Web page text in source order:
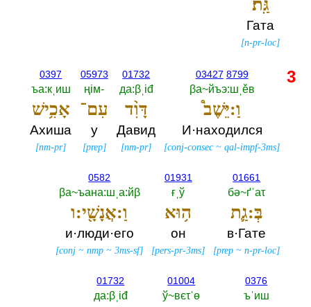
גַּֽת׃
Гата
[n-pr-loc]
03427 8799
βа~йъэ:шˌěв
וַ:יֵּשֶׁב֩
И·находился
[conj-consec ~qal-impf-3ms]
01732
да:βˌiđ
דָּוִ֨ד
Давид
[nm-pr]
05973
ңiм-‎
עִם־
у
[prep]
0397
ъа:кˌиш
אָכִ֥ישׁ
Ахиша
[nm-pr]
01661
бә~ґˈаτ
בְּ:גַ֛ת
в·Гате
[prep ~n-pr-loc]
01931
ғˌў
ה֥וּא
он
[pers-pr-3ms]
0582
βа~ъана:шˌа:йβ
וַ:אֲנָשָׁ֖י:ו
и·люди·его
[conj ~nmp ~3ms-sf]
0376
ъˈиш
01004
ў~вєτˈө
01732
да:βˌiđ
3